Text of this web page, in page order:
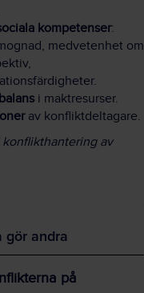
kompetenser:
medvetenhet om
i maktresurser.
av konfliktdeltagare.
av
gör andra
på